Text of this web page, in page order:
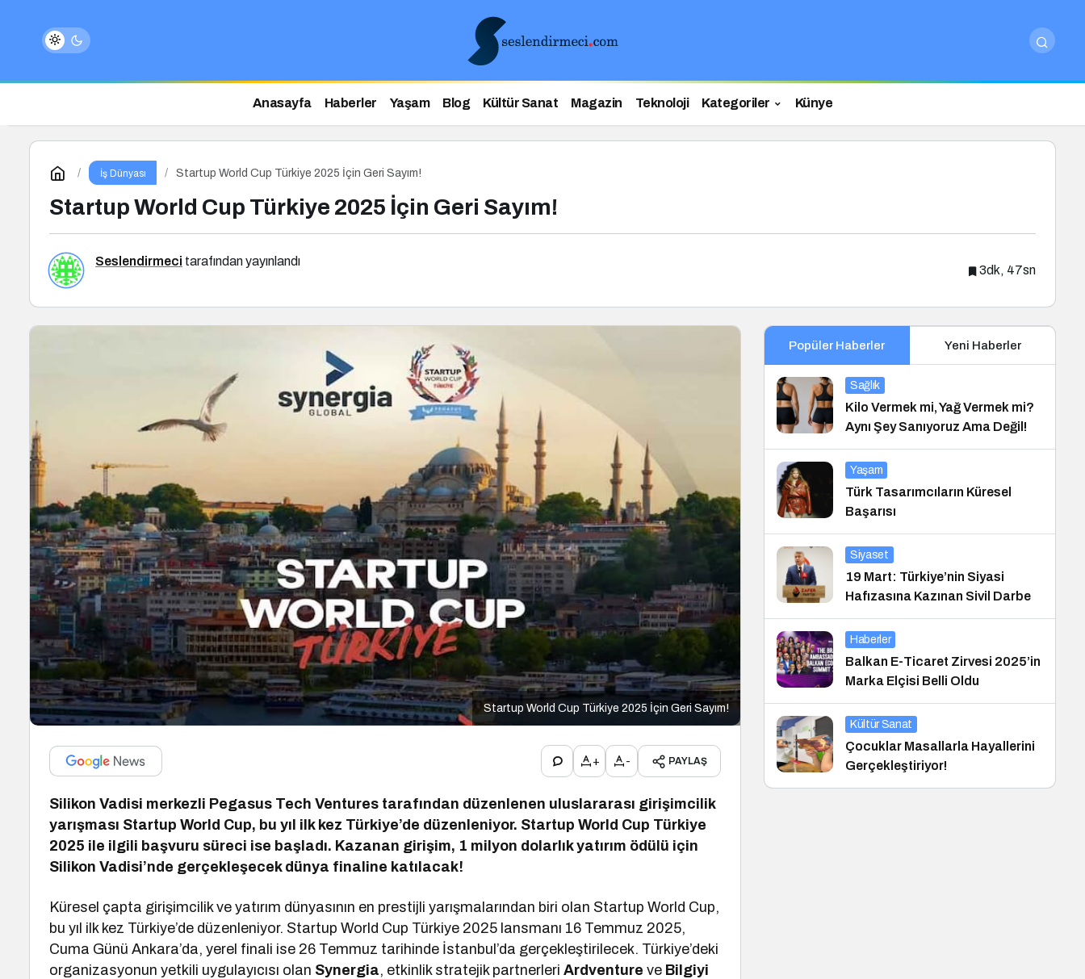
Anasayfa Haberler Yaşam Blog Kültür Sanat Magazin Teknoloji Kategoriler Künye
İş Dünyası Startup World Cup Türkiye 2025 İçin Geri Sayım!
Startup World Cup Türkiye 2025 İçin Geri Sayım!
Seslendirmeci tarafından yayınlandı
3dk, 47sn
Startup World Cup Türkiye 2025 İçin Geri Sayım!
+ - PAYLAŞ
Silikon Vadisi merkezli Pegasus Tech Ventures tarafından düzenlenen uluslararası girişimcilik
yarışması Startup World Cup, bu yıl ilk kez Türkiye’de düzenleniyor. Startup World Cup Türkiye
2025 ile ilgili başvuru süreci ise başladı. Kazanan girişim, 1 milyon dolarlık yatırım ödülü için
Silikon Vadisi’nde gerçekleşecek dünya finaline katılacak!
Küresel çapta girişimcilik ve yatırım dünyasının en prestijli yarışmalarından biri olan Startup World Cup,
bu yıl ilk kez Türkiye’de düzenleniyor. Startup World Cup Türkiye 2025 lansmanı 16 Temmuz 2025,
Cuma Günü Ankara’da, yerel finali ise 26 Temmuz tarihinde İstanbul’da gerçekleştirilecek. Türkiye’deki
organizasyonun yetkili uygulayıcısı olan Synergia, etkinlik stratejik partnerleri Ardventureve Bilgiyi
Popüler Haberler Yeni Haberler
Sağlık
Kilo Vermek mi, Yağ Vermek mi?
Aynı Şey Sanıyoruz Ama Değil!
Yaşam
Türk Tasarımcıların Küresel
Başarısı
Siyaset
19 Mart: Türkiye’nin Siyasi
Hafızasına Kazınan Sivil Darbe
Haberler
Balkan E-Ticaret Zirvesi 2025’in
Marka Elçisi Belli Oldu
Kültür Sanat
Çocuklar Masallarla Hayallerini
Gerçekleştiriyor!